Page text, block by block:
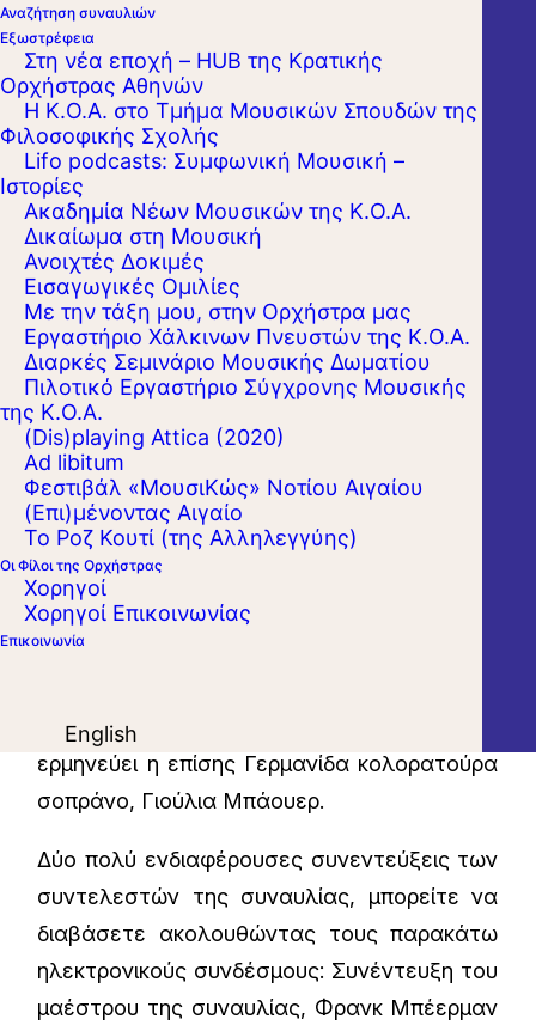
Αναζήτηση συναυλιών
Εξωστρέφεια
Στη νέα εποχή – HUB της Κρατικής
Ορχήστρας Αθηνών
Η Κ.Ο.Α. στο Τμήμα Μουσικών Σπουδών της
Φιλοσοφικής Σχολής
Lifo podcasts: Συμφωνική Μουσική –
Ιστορίες
Ακαδημία Νέων Μουσικών της Κ.Ο.Α.
Δικαίωμα στη Μουσική
Ανοιχτές Δοκιμές
Εισαγωγικές Ομιλίες
Με την τάξη μου, στην Ορχήστρα μας
Εργαστήριo Χάλκινων Πνευστών της Κ.Ο.Α.
Διαρκές Σεμινάριο Μουσικής Δωματίου
Πιλοτικό Εργαστήριο Σύγχρονης Μουσικής
της Κ.Ο.Α.
(Dis)playing Attica (2020)
Ad libitum
Φεστιβάλ «ΜουσιΚώς» Νοτίου Αιγαίου
(Επι)μένοντας Αιγαίο
Το Ροζ Κουτί (της Αλληλεγγύης)
Οι Φίλοι της Ορχήστρας
Χορηγοί
Χορηγοί Επικοινωνίας
Επικοινωνία
English
Μετά το επιτυχημένο ντεμπούτο του πέρυσι
με την Κρατική Ορχήστρα Αθηνών, ο
εκλεκτός Γερμανός αρχιμουσικός Φρανκ
Μπέερμαν επιστρέφει στο πόντιουμ, για να
καταθέσει την προσωπική ερμηνευτική του
προσέγγιση σε ένα αμιγώς γερμανικό
πρόγραμμα, στο οποίο φυσικά δεσπόζει η
μεγαλεπήβολη «Ηρωική» Συμφωνία του
Μπετόβεν. Τα αισθησιακά και υψηλών
Στράους σε ποίηση Κλέμενς Μπρεντάνο
ερμηνεύει η επίσης Γερμανίδα κολορατούρα
σοπράνο, Γιούλια Μπάουερ.
Δύο πολύ ενδιαφέρουσες συνεντεύξεις των
συντελεστών της συναυλίας, μπορείτε να
διαβάσετε ακολουθώντας τους παρακάτω
ηλεκτρονικούς συνδέσμους: Συνέντευξη του
μαέστρου της συναυλίας, Φρανκ Μπέερμαν